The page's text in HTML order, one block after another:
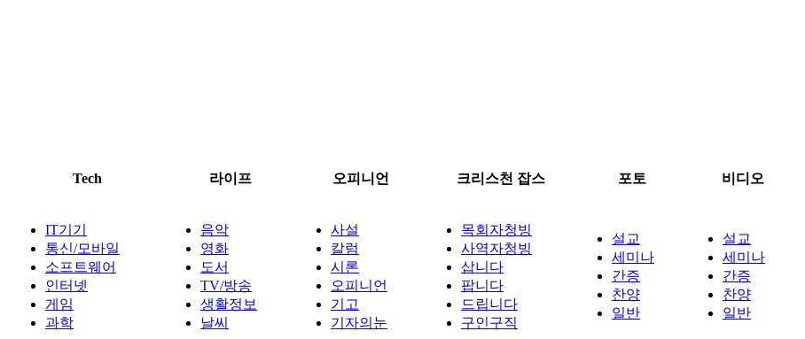
Tech 라이프 오피니언 크리스천 잡스 포토 비디오
IT기기
통신/모바일
소프트웨어
인터넷
게임
과학
음악
영화
도서
TV/방송
생활정보
날씨
사설
칼럼
시론
오피니언
기고
기자의눈
목회자청빙
사역자청빙
삽니다
팝니다
드립니다
구인구직
설교
세미나
간증
찬양
일반
설교
세미나
간증
찬양
일반